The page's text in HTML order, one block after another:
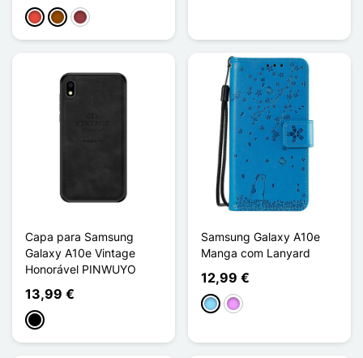
Vermelho
CastanhoVermelho escuro
Capa para Samsung
Galaxy A10e Vintage
Honorável PINWUYO
13,99 €
Preto
Samsung Galaxy A10e
Manga com Lanyard
12,99 €
Azul ClaroVioleta ligeira